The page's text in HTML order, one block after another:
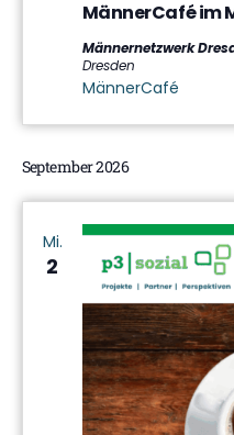
MännerCafé im
Männernetzwerk
Dresden
MännerCafé
September 2026
Mi.
2